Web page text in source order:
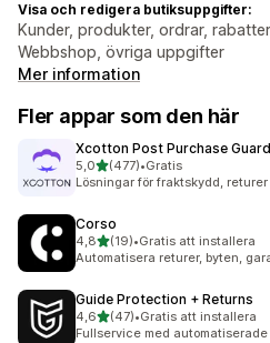
Visa och redigera butiksuppgifter:
Kunder, produkter, ordrar,
Webbshop, övriga uppgifter
Mer information
Fler appar som den här
Xcotton Post Purchase Guard
5,0av 5 stjärnor
(477)
477 recensioner totalt
•Gratis
Lösningar för fraktskydd,
Corso
4,8av 5 stjärnor
(19)
19 recensioner totalt
•Gratis att installera
Automatisera returer, byten,
Guide Protection + Returns
4,6av 5 stjärnor
(47)
47 recensioner totalt
•Gratis att installera
Fullservice med